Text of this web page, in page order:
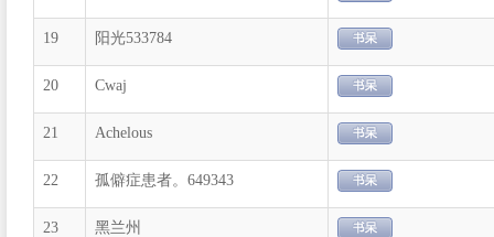
19 阳光533784
20 Cwaj
21 Achelous
22 孤僻症患者。649343
23 黑兰州